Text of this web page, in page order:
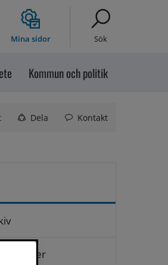
Mina sidor Sök
Kommun och politik
Dela Kontakt